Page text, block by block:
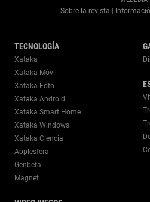
Sobre la revista
TECNOLOGÍA
Xataka
Xataka Móvil
Xataka Foto
Xataka Android
Xataka Smart Home
Xataka Windows
Xataka Ciencia
Applesfera
Genbeta
Magnet